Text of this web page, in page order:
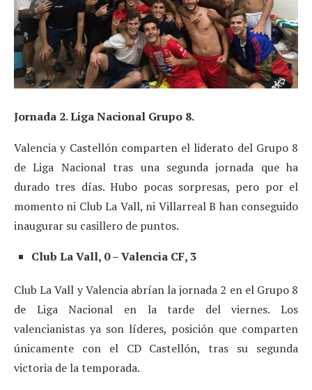
Jornada 2. Liga Nacional Grupo 8.
Valencia y Castellón comparten el liderato del Grupo 8
de Liga Nacional tras una segunda jornada que ha
durado tres días. Hubo pocas sorpresas, pero por el
momento ni Club La Vall, ni Villarreal B han conseguido
inaugurar su casillero de puntos.
Club La Vall, 0 – Valencia CF, 3
Club La Vall y Valencia abrían la jornada 2 en el Grupo 8
de Liga Nacional en la tarde del viernes. Los
valencianistas ya son líderes, posición que comparten
únicamente con el CD Castellón, tras su segunda
victoria de la temporada.